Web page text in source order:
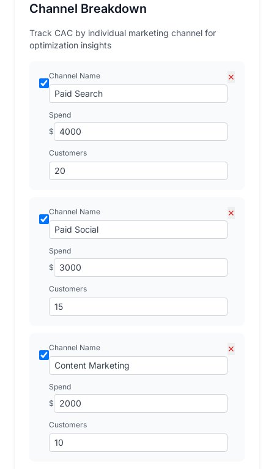
Channel Breakdown
Track CAC by individual marketing channel for
optimization insights
Channel Name
Spend
$
Customers
✕
Channel Name
Spend
$
Customers
✕
Channel Name
Spend
$
Customers
✕